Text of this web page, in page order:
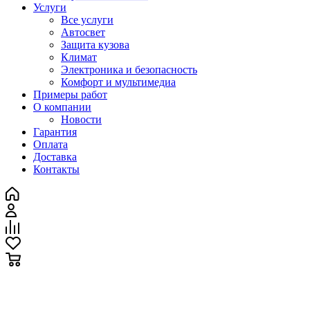
Услуги
Все услуги
Автосвет
Защита кузова
Климат
Электроника и безопасность
Комфорт и мультимедиа
Примеры работ
О компании
Новости
Гарантия
Оплата
Доставка
Контакты